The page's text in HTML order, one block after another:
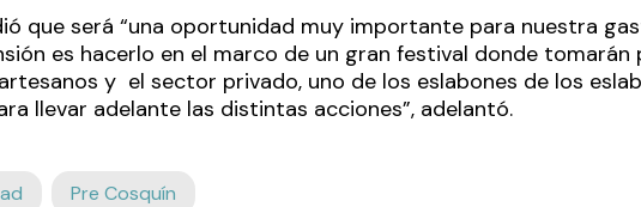
que será “una oportunidad muy importante para nuestra
es hacerlo en el marco de un gran festival donde tomarán
y el sector privado, uno de los eslabones de los
llevar adelante las distintas acciones”, adelantó.
Pre Cosquín